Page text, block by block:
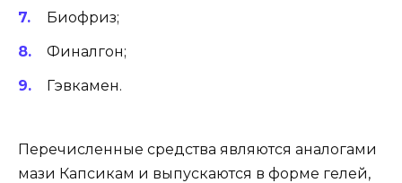
Биофриз;
Финалгон;
Гэвкамен.
Перечисленные средства являются аналогами
мази Капсикам и выпускаются в форме гелей,